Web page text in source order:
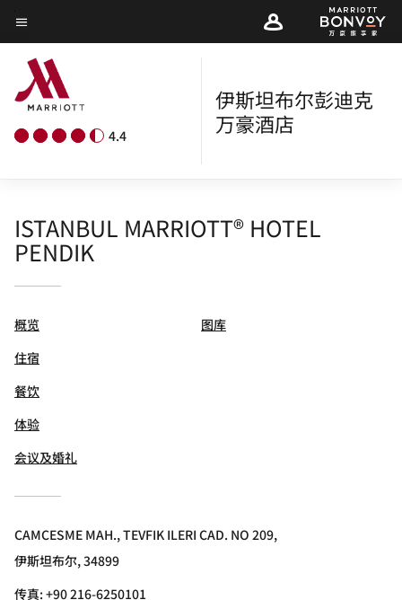
Skip
to
main
content
菜单文本
4.4
伊斯坦布尔彭迪克
万豪酒店
ISTANBUL MARRIOTT® HOTEL
PENDIK
概览
住宿
餐饮
体验
会议及婚礼
图库
CAMCESME MAH., TEVFIK ILERI CAD. NO 209,
伊斯坦布尔, 34899
传真:+90 216-6250101